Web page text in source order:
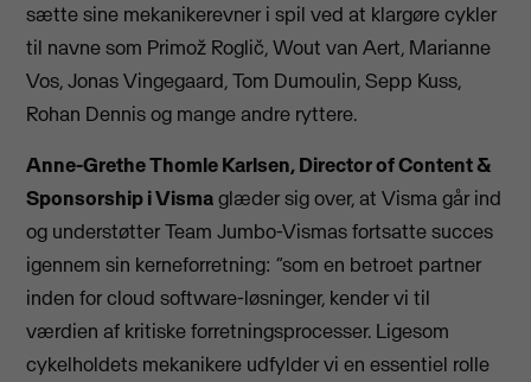
sætte sine mekanikerevner i spil ved at klargøre cykler
til navne som Primož Roglič, Wout van Aert, Marianne
Vos, Jonas Vingegaard, Tom Dumoulin, Sepp Kuss,
Rohan Dennis og mange andre ryttere.
Anne-Grethe Thomle Karlsen, Director of Content &
Sponsorship i Vismaglæder sig over, at Visma går ind
og understøtter Team Jumbo-Vismas fortsatte succes
igennem sin kerneforretning: “som en betroet partner
inden for cloud software-løsninger, kender vi til
værdien af kritiske forretningsprocesser. Ligesom
cykelholdets mekanikere udfylder vi en essentiel rolle